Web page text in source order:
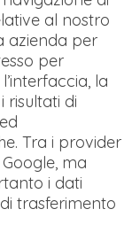
al nostro
azienda per
per
la
risultati di
Tra i provider
Google, ma
i dati
trasferimento